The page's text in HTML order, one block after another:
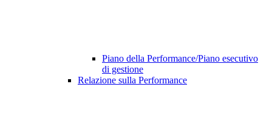
Piano della Performance/Piano esecutivo
di gestione
Relazione sulla Performance